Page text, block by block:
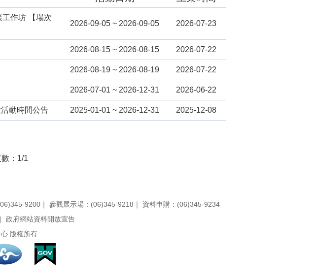
作坊 【場次
2026-09-05 ~ 2026-09-05 2026-07-23
2026-08-15 ~ 2026-08-15 2026-07-22
2026-08-19 ~ 2026-08-19 2026-07-22
2026-07-01 ~ 2026-12-31 2026-06-22
動時間公告 2025-01-01 ~ 2026-12-31 2025-12-08
數：1/1
9200｜ 參觀展示場：(06)345-9218 ｜
資料申購：(06)345-9234
｜ 政府網站資料開放宣告
版權所有